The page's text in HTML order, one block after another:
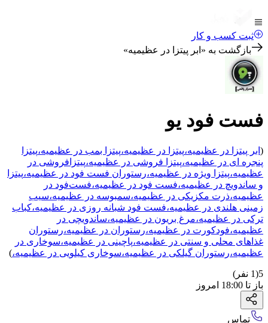
ثبت کسب و کار
بازگشت به « ابر پیتزا در عظیمیه»
فست فود یو
( ابر پیتزا در عظیمیه،پیتزا در عظیمیه،پیتزا بمب در عظیمیه،پیتزا
پنجره ای در عظیمیه،پیتزا فروشی در عظیمیه،پیتزافروشی در
عظیمیه،پیتزا ویژه در عظیمیه،رستوران فست فود در عظیمیه،پیتزا
و ساندویچ در عظیمیه،فست فود در عظیمیه،فست‌فود در
عظیمیه،ذرت مکزیکی در عظیمیه،سمبوسه در عظیمیه،سیب
زمینی هلندی در عظیمیه،فست فود شبانه روزی در عظیمیه،کباب
ترکی در عظیمیه،مرغ بریون در عظیمیه،ساندویچی در
عظیمیه،فودکورت در عظیمیه،رستوران در عظیمیه،رستوران
غذاهای محلی و سنتی در عظیمیه،پاچینی در عظیمیه،سوخاری در
عظیمیه،رستوران گیلکی در عظیمیه،سوخاری کیلویی در عظیمیه،)
5
(
1 نفر)
باز تا 18:00 امروز
تماس